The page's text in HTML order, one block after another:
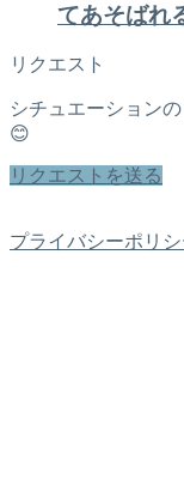
てあそばれ
リクエスト
シチュエーション
😊
リクエストを送る
プライバシーポリシ